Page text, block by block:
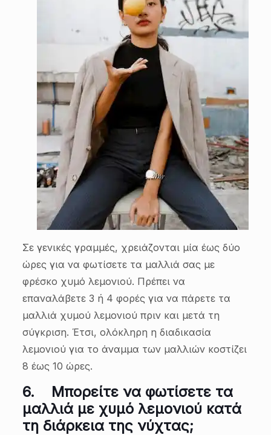
Σε γενικές γραμμές, χρειάζονται μία έως δύο
ώρες για να φωτίσετε τα μαλλιά σας με
φρέσκο χυμό λεμονιού. Πρέπει να
επαναλάβετε 3 ή 4 φορές για να πάρετε τα
μαλλιά χυμού λεμονιού πριν και μετά τη
σύγκριση. Έτσι, ολόκληρη η διαδικασία
λεμονιού για το άναμμα των μαλλιών κοστίζει
8 έως 10 ώρες.
6. Μπορείτε να φωτίσετε τα
μαλλιά με χυμό λεμονιού κατά
τη διάρκεια της νύχτας;